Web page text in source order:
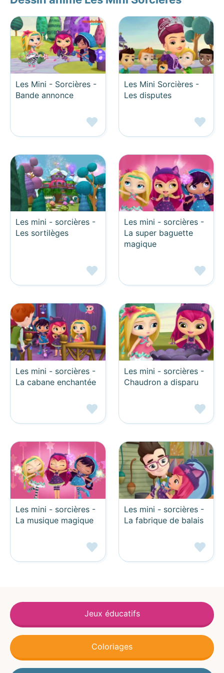
Les Mini - Sorcières -
Bande annonce
Les Mini Sorcières -
Les disputes
Les mini - sorcières -
Les sortilèges
Les mini - sorcières -
La super baguette
magique
Les mini - sorcières -
La cabane enchantée
Les mini - sorcières -
Chaudron a disparu
Les mini - sorcières -
La musique magique
Les mini - sorcières -
La fabrique de balais
Jeux éducatifs
Coloriages